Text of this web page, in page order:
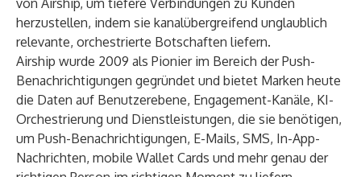
von Airship, um tiefere Verbindungen zu Kunden
herzustellen, indem sie kanalübergreifend unglaublich
relevante, orchestrierte Botschaften liefern.
Airship wurde 2009 als Pionier im Bereich der Push-
Benachrichtigungen gegründet und bietet Marken heute
die Daten auf Benutzerebene, Engagement-Kanäle, KI-
Orchestrierung und Dienstleistungen, die sie benötigen,
um Push-Benachrichtigungen, E-Mails, SMS, In-App-
Nachrichten, mobile Wallet Cards und mehr genau der